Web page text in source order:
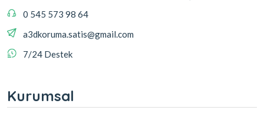
0 545 573 98 64
a3dkoruma.satis@gmail.com
7/24 Destek
Kurumsal